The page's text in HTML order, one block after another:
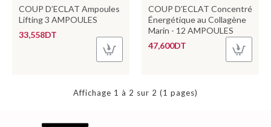
COUP D’ECLAT Ampoules
Lifting 3 AMPOULES
33,558DT
COUP D’ECLAT Concentré
Énergétique au Collagène
Marin - 12 AMPOULES
47,600DT
Affichage 1 à 2 sur 2 (1 pages)